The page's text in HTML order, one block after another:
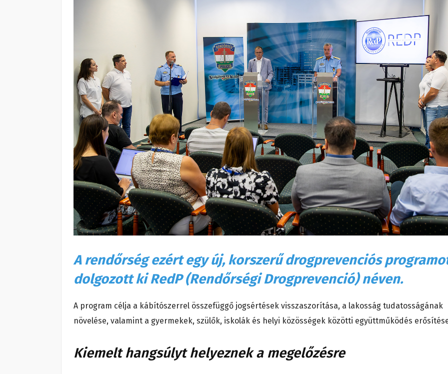
A rendőrség ezért egy új, korszerű drogprevenciós
dolgozott ki RedP (Rendőrségi Drogprevenció) néven.
A program célja a kábítószerrel összefüggő jogsértések visszaszorítása, a lakosság tudatosságának
növelése, valamint a gyermekek, szülők, iskolák és helyi közösségek közötti együttműködés
Kiemelt hangsúlyt helyeznek a megelőzésre